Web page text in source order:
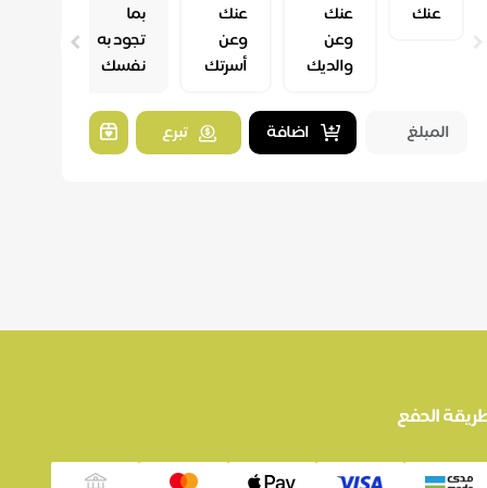
عنك
عنك
وعن
والديك
عنك
وعن
أسرتك
بما
تجود به
نفسك
اضافة تبرع
الدفع